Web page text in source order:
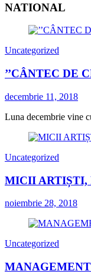
NATIONAL
Uncategorized
’’CÂNTEC DE
decembrie 11, 2018
Luna decembrie vine
Uncategorized
MICII ARTIȘTI,
noiembrie 28, 2018
Uncategorized